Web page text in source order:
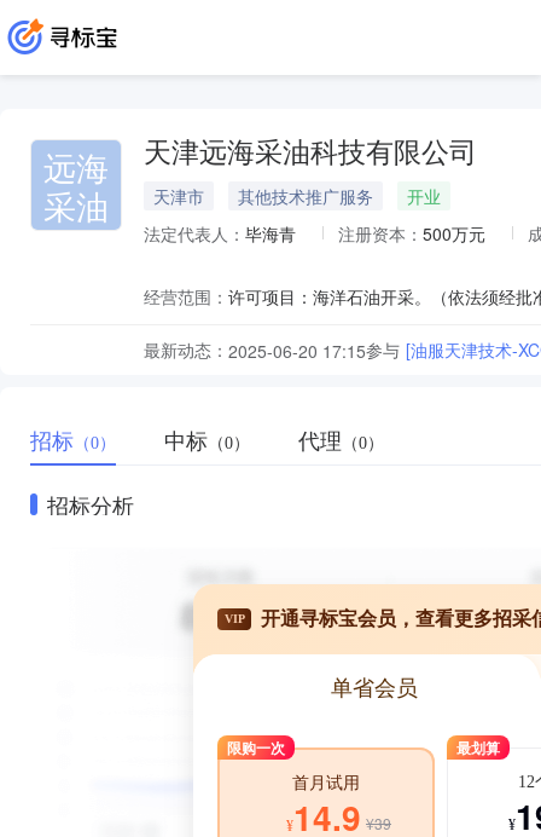
远海
采油
天津远海采油科技有限公司
天津市 其他技术推广服务
开业
法定代表人： 毕海青 注册资本： 500万元
经营范围：
最新动态： 2025-06-20 17:15参与 [油服天津技术-
招标 （0） 中标 （0） 代理 （0）
招标分析
VIP 开通寻标宝会员，查看更多招采
单省会员
限购一次
首月试用
¥14.9 ¥39
最划算
12
¥